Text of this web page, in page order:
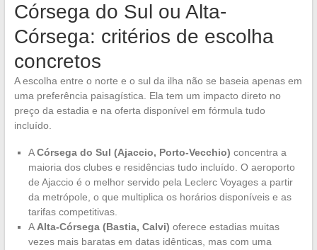
Córsega do Sul ou Alta-
Córsega: critérios de escolha
concretos
A escolha entre o norte e o sul da ilha não se baseia apenas em
uma preferência paisagística. Ela tem um impacto direto no
preço da estadia e na oferta disponível em fórmula tudo
incluído.
ACórsega do Sul (Ajaccio, Porto-Vecchio) concentra a
maioria dos clubes e residências tudo incluído. O aeroporto
de Ajaccio é o melhor servido pela Leclerc Voyages a partir
da metrópole, o que multiplica os horários disponíveis e as
tarifas competitivas.
A Alta-Córsega (Bastia, Calvi) oferece estadias muitas
vezes mais baratas em datas idênticas, mas com uma